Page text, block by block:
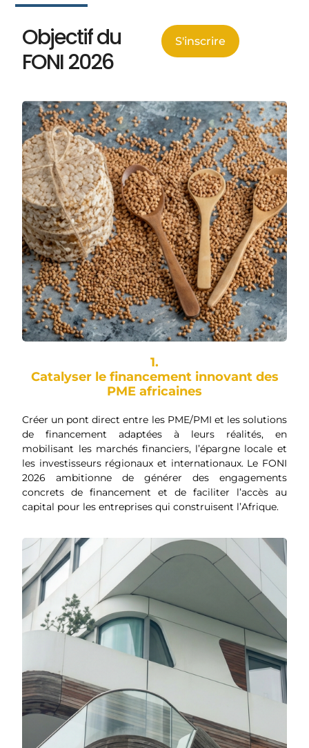
Objectif du
FONI 2026
S'inscrire
1.
Catalyser le financement innovant des
PME africaines
Créer un pont direct entre les PME/PMI et les solutions
de financement adaptées à leurs réalités, en
mobilisant les marchés financiers, l’épargne locale et
les investisseurs régionaux et internationaux. Le FONI
2026 ambitionne de générer des engagements
concrets de financement et de faciliter l’accès au
capital pour les entreprises qui construisent l’Afrique.